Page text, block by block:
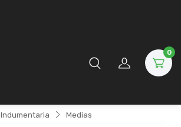
0
Indumentaria Medias